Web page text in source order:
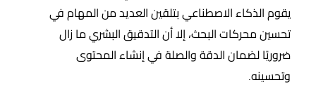
يقوم الذكاء الاصطناعي بتلقين العديد من المهام في
تحسين محركات البحث، إلا أن التدقيق البشري ما زال
ضروريًا لضمان الدقة والصلة في إنشاء المحتوى
وتحسينه.